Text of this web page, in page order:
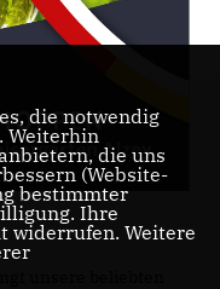
unsere beliebten
die notwendig
Weiterhin
die uns
(Website-
bestimmter
Ihre
widerrufen. Weitere